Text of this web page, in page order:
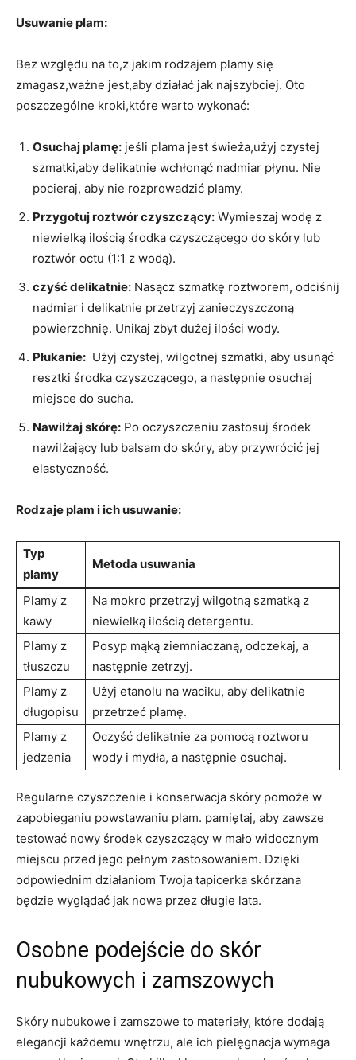
Usuwanie‍ plam:
Bez ‌względu na to,z jakim rodzajem plamy się
⁣zmagasz,ważne jest,aby działać jak najszybciej.⁢ Oto
poszczególne kroki,które warto wykonać:
Osuchaj⁢ plamę: jeśli plama⁣ jest świeża,użyj czystej
⁣szmatki,aby delikatnie wchłonąć nadmiar ‌płynu. Nie
pocieraj, aby nie rozprowadzić ‌plamy.
Przygotuj roztwór czyszczący: ‍Wymieszaj wodę⁣ z
niewielką ⁤ilością środka czyszczącego do skóry lub
roztwór octu‌ (1:1 z wodą).
czyść delikatnie: Nasącz⁣ szmatkę roztworem, odciśnij⁢
nadmiar i⁤ delikatnie przetrzyj zanieczyszczoną
powierzchnię. Unikaj zbyt dużej ilości wody.
Płukanie: ⁤ Użyj czystej, wilgotnej szmatki, aby usunąć
resztki środka czyszczącego, a następnie ⁢osuchaj
⁢miejsce do sucha.
Nawilżaj skórę: Po oczyszczeniu zastosuj środek
nawilżający⁤ lub balsam do skóry, aby przywrócić jej
elastyczność.
Rodzaje plam i ich usuwanie:
Typ
plamy
Metoda usuwania
Plamy z
kawy
Na mokro przetrzyj⁢ wilgotną ⁣szmatką z
niewielką ilością detergentu.
Plamy z
tłuszczu
Posyp mąką​ ziemniaczaną, ​odczekaj, a
następnie zetrzyj.
Plamy z
długopisu
Użyj etanolu na waciku, aby delikatnie
przetrzeć plamę.
Plamy z
jedzenia
Oczyść‌ delikatnie​ za pomocą roztworu
wody i ​mydła, a​ następnie osuchaj.
Regularne czyszczenie i ‌konserwacja skóry pomoże w
zapobieganiu powstawaniu ⁣plam. pamiętaj, ‍aby zawsze
testować nowy środek czyszczący w mało⁣ widocznym
miejscu przed jego pełnym zastosowaniem. Dzięki
odpowiednim działaniom Twoja tapicerka skórzana
będzie wyglądać jak nowa przez długie lata.
Osobne podejście do skór
nubukowych i zamszowych
Skóry nubukowe i zamszowe ⁣to materiały, które dodają
elegancji każdemu wnętrzu,‌ ale‍ ich pielęgnacja wymaga